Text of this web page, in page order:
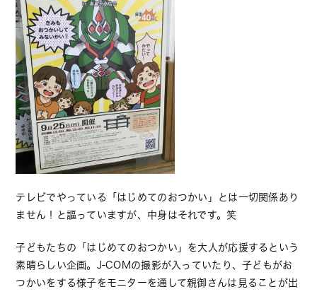
テレビでやっている「はじめてのおつかい」とは一切関係あり
ません！と謳っていますが、中身はそれです。笑
子どもたちの「はじめてのおつかい」を大人が応援するという
素晴らしい企画。J-COMの撮影が入っていたり、子どもがお
つかいをする様子をモニターを通して親御さんは見ることが出